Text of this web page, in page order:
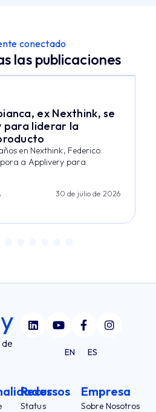
conectado
las publicaciones
ex Nexthink, se
para liderar la
en Nexthink, Federico
a Applivery para
30 de julio de 2026
EN ES
Recursos
Status
Empresa
Sobre Nosotros